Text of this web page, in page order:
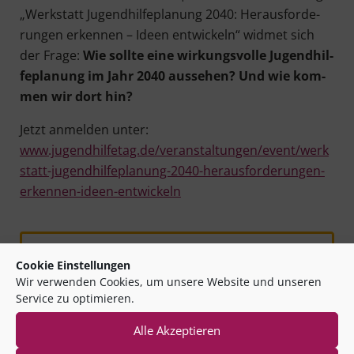
Cookie Einstellungen
Wir verwenden Cookies, um unsere Website und unseren
Service zu optimieren.
Alle Akzeptieren
„Werk­statt Jugend­hil­fe­pla­nung 2040: Her­aus­for­de­
run­gen erken­nen – Ideen ent­wi­ckeln“ wid­met sich
der Fra­ge: Wie soll­te eine wir­kungs­vol­le Jugend­hil­
fe­pla­nung im Jahr 2040 aus­se­hen? Und wie kom­
men wir dort hin?
Jetzt anmel­den unter:
www.jugendhilfetag.de/veranstaltungen/event/werk
statt-jugendhilfeplanung-2040-herausforderungen-
erkennen-ideen-entwickeln
Vorheriger Beitrag:
Perspektivwechsel: Planspiel zur
kooperativen Jugendhilfeplanung
Kommune 360° beim Deutschen Kinder-